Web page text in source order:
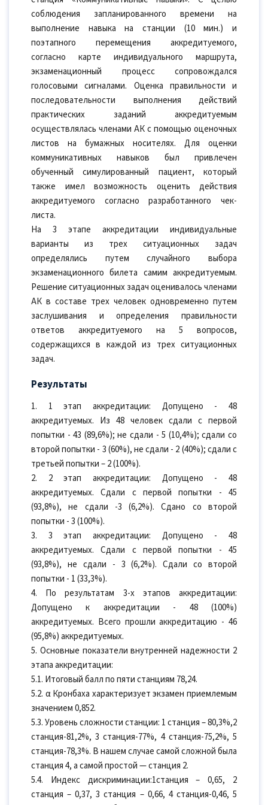
соблюдения запланированного времени на
выполнение навыка на станции (10 мин.) и
поэтапного перемещения аккредитуемого,
согласно карте индивидуального маршрута,
экзаменационный процесс сопровождался
голосовыми сигналами. Оценка правильности и
последовательности выполнения действий
практических заданий аккредитуемым
осуществлялась членами АК с помощью оценочных
листов на бумажных носителях. Для оценки
коммуникативных навыков был привлечен
обученный симулированный пациент, который
также имел возможность оценить действия
аккредитуемого согласно разработанного чек-
листа.
На 3 этапе аккредитации индивидуальные
варианты из трех ситуационных задач
определялись путем случайного выбора
экзаменационного билета самим аккредитуемым.
Решение ситуационных задач оценивалось членами
АК в составе трех человек одновременно путем
заслушивания и определения правильности
ответов аккредитуемого на 5 вопросов,
содержащихся в каждой из трех ситуационных
задач.
Результаты
1. 1 этап аккредитации: Допущено - 48
аккредитуемых. Из 48 человек сдали с первой
попытки - 43 (89,6%); не сдали - 5 (10,4%); сдали со
второй попытки - 3 (60%), не сдали - 2 (40%); сдали с
третьей попытки – 2 (100%).
2. 2 этап аккредитации: Допущено - 48
аккредитуемых. Сдали с первой попытки - 45
(93,8%), не сдали -3 (6,2%). Сдано со второй
попытки - 3 (100%).
3. 3 этап аккредитации: Допущено - 48
аккредитуемых. Сдали с первой попытки - 45
(93,8%), не сдали - 3 (6,2%). Сдали со второй
попытки - 1 (33,3%).
4. По результатам 3-х этапов аккредитации:
Допущено к аккредитации - 48 (100%)
аккредитуемых. Всего прошли аккредитацию - 46
(95,8%) аккредитуемых.
5. Основные показатели внутренней надежности 2
этапа аккредитации:
5.1. Итоговый балл по пяти станциям 78,24.
5.2. α Кронбаха характеризует экзамен приемлемым
значением 0,852.
5.3. Уровень сложности станции: 1 станция – 80,3%,2
станция-81,2%, 3 станция-77%, 4 станция-75,2%, 5
станция-78,3%. В нашем случае самой сложной была
станция 4, а самой простой — станция 2.
5.4. Индекс дискриминации:1станция – 0,65, 2
станция – 0,37, 3 станция – 0,66, 4 станция-0,46, 5